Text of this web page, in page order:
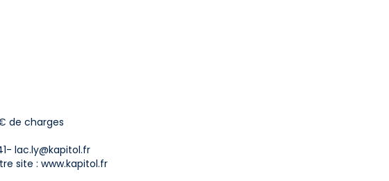
de charges
lac.ly@kapitol.fr
site : www.kapitol.fr